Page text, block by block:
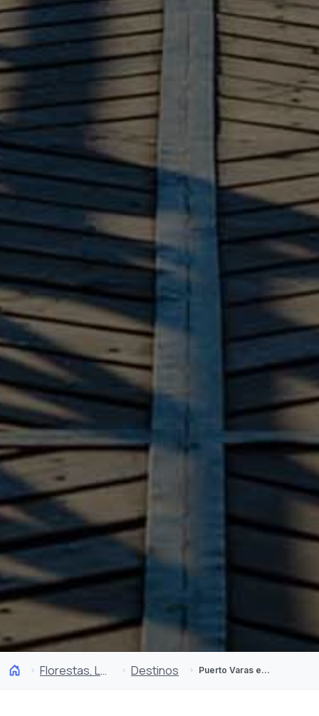
Florestas, Lagos e Vulcões Destinos Puerto Varas e Frutillar